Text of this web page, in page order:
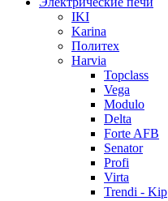
IKI
Karina
Политех
Harvia
Topclass
Vega
Modulo
Delta
Forte AFB
Senator
Profi
Virta
Trendi - Kip